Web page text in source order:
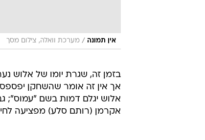
אין תמונה / מערכת וואלה, צילום מסך
בזמן זה, שגרת יומו של אלוש נעה
אך אין זה אומר שהשחקן
אלוש יגלם דמות בשם "עמוס";
אקרמן (רותם סלע) מפציעה